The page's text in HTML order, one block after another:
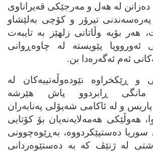
ده‌زانن له‌ هه‌ل و مه‌رجێکی قه‌یراناوی
تیرۆر و کۆچی به‌لێشاو
هه‌ر بۆیه‌ وڵاتانی زلهێز به‌ تایبه‌ت
ئه‌ورووپا پێویسته‌ له‌ چاوه‌ڕوانی
ئه‌م ئه‌گه‌ره‌دا بن.
و ڕێکخراوه‌ نێوده‌وڵه‌تییه‌کان له‌
ڕابردوو پاش هێرشه‌
پاریس و له‌ ئاکامی شه‌پۆلی په‌نابه‌ران
هه‌وڵێکی هه‌مه‌لایه‌نه‌یان بۆ کۆتایی
سوریا ده‌ستپێکردووه‌، به‌ڕێوه‌چوونی
له‌ ژنێڤ که‌ به‌ ده‌ستێوه‌ردانی